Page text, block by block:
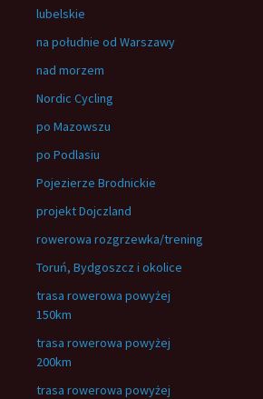
lubelskie
na południe od Warszawy
nad morzem
Nordic Cycling
po Mazowszu
po Podlasiu
Pojezierze Brodnickie
projekt Dojczland
rowerowa rozgrzewka/trening
Toruń, Bydgoszcz i okolice
trasa rowerowa powyżej
150km
trasa rowerowa powyżej
200km
trasa rowerowa powyżej